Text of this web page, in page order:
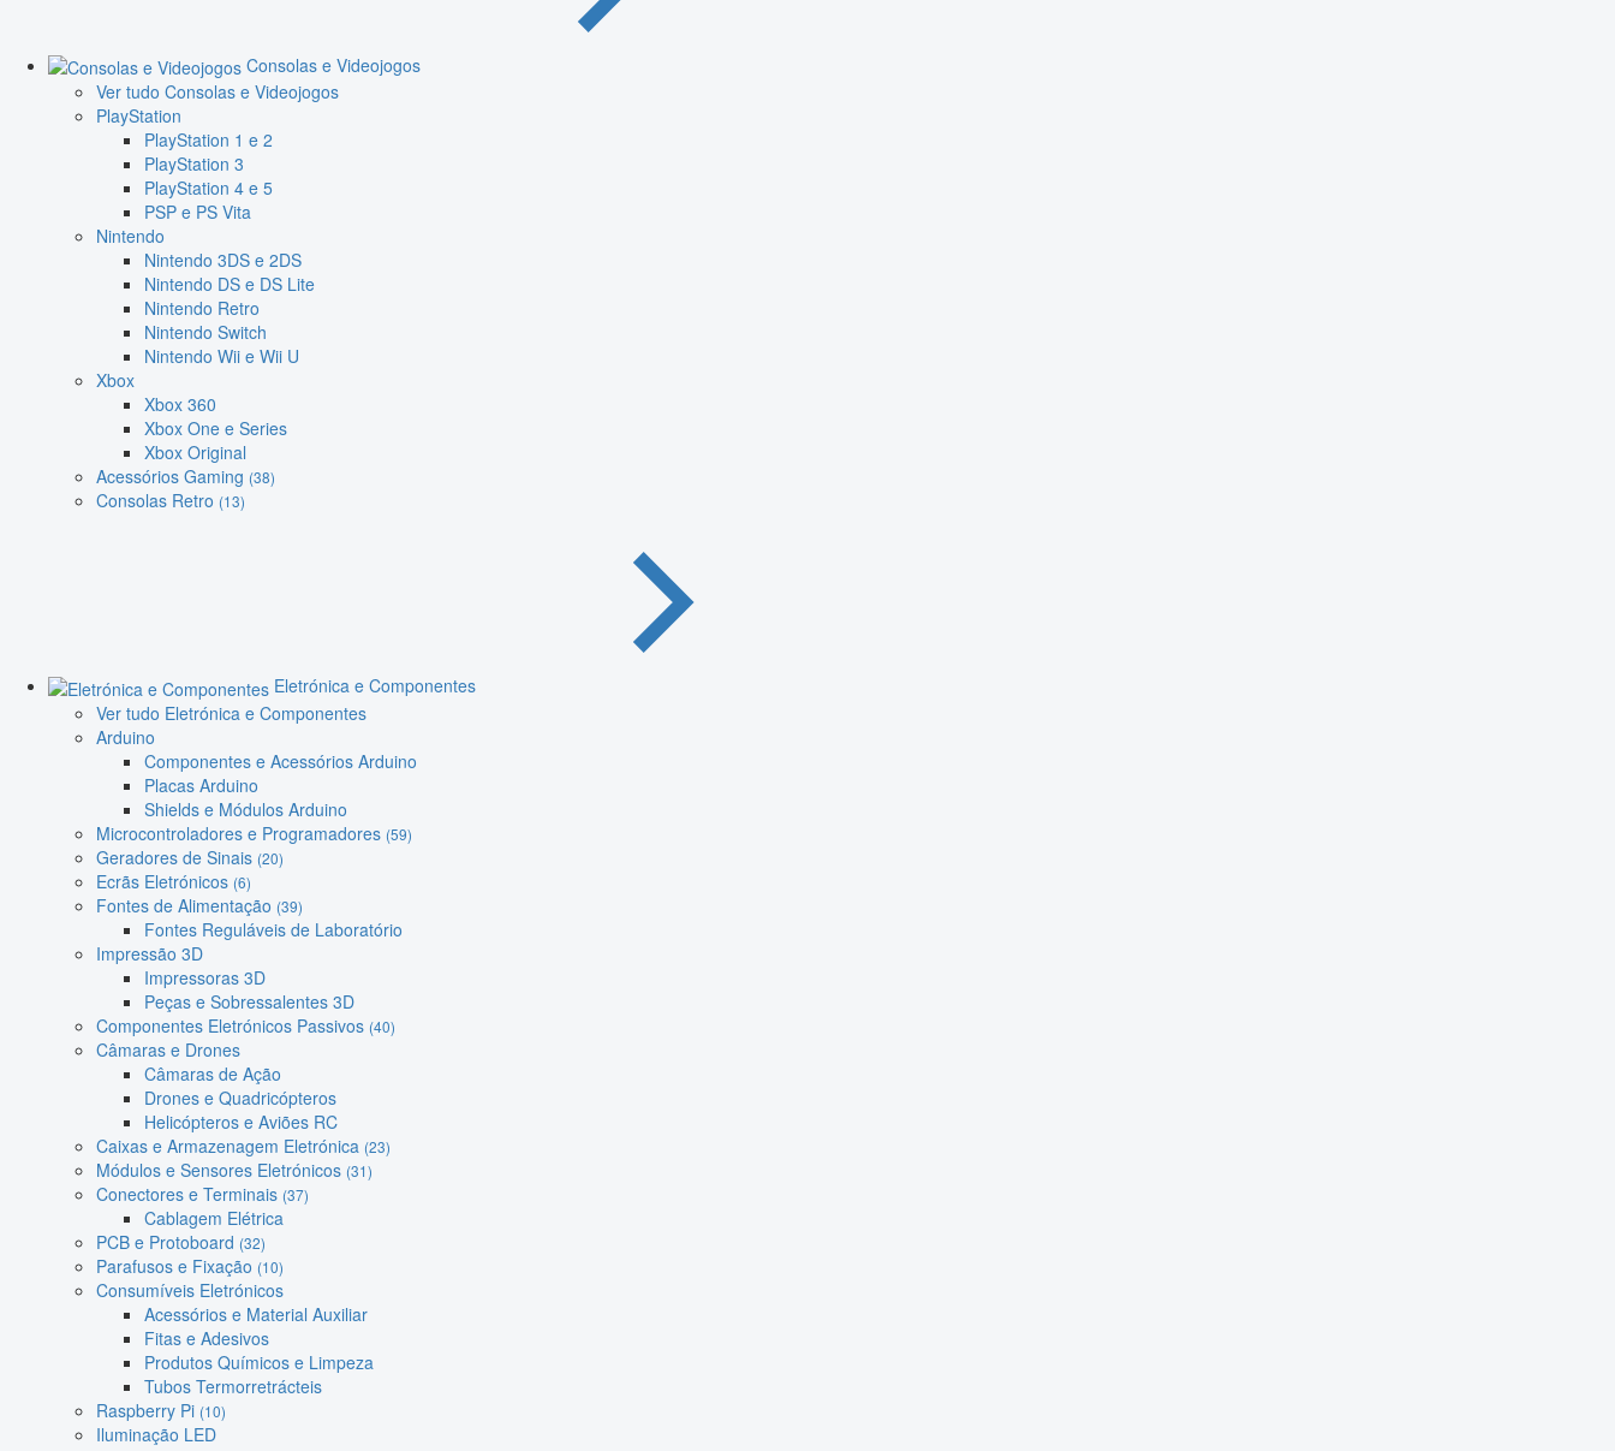
Consolas e Videojogos
Ver tudo Consolas e Videojogos
PlayStation
PlayStation 1 e 2
PlayStation 3
PlayStation 4 e 5
PSP e PS Vita
Nintendo
Nintendo 3DS e 2DS
Nintendo DS e DS Lite
Nintendo Retro
Nintendo Switch
Nintendo Wii e Wii U
Xbox
Xbox 360
Xbox One e Series
Xbox Original
Acessórios Gaming (38)
Consolas Retro (13)
Eletrónica e Componentes
Ver tudo Eletrónica e Componentes
Arduino
Componentes e Acessórios Arduino
Placas Arduino
Shields e Módulos Arduino
Microcontroladores e Programadores (59)
Geradores de Sinais (20)
Ecrãs Eletrónicos (6)
Fontes de Alimentação (39)
Fontes Reguláveis de Laboratório
Impressão 3D
Impressoras 3D
Peças e Sobressalentes 3D
Componentes Eletrónicos Passivos (40)
Câmaras e Drones
Câmaras de Ação
Drones e Quadricópteros
Helicópteros e Aviões RC
Caixas e Armazenagem Eletrónica (23)
Módulos e Sensores Eletrónicos (31)
Conectores e Terminais (37)
Cablagem Elétrica
PCB e Protoboard (32)
Parafusos e Fixação (10)
Consumíveis Eletrónicos
Acessórios e Material Auxiliar
Fitas e Adesivos
Produtos Químicos e Limpeza
Tubos Termorretrácteis
Raspberry Pi (10)
Iluminação LED